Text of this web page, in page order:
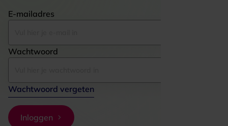
E-mailadres
Wachtwoord
Wachtwoord vergeten
Inloggen